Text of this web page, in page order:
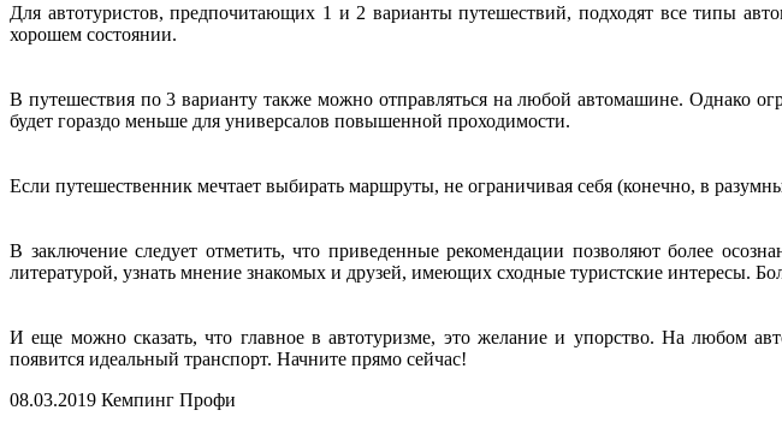
Для автотуристов, предпочитающих 1 и 2 варианты путешествий, подходят все типы
хорошем состоянии.
В путешествия по 3 варианту также можно отправляться на любой автомашине. Однако
будет гораздо меньше для универсалов повышенной проходимости.
Если путешественник мечтает выбирать маршруты, не ограничивая себя (конечно, в
В заключение следует отметить, что приведенные рекомендации позволяют более
литературой, узнать мнение знакомых и друзей, имеющих сходные туристские интересы.
И еще можно сказать, что главное в автотуризме, это желание и упорство. На любом
появится идеальный транспорт. Начните прямо сейчас!
08.03.2019 Кемпинг Профи